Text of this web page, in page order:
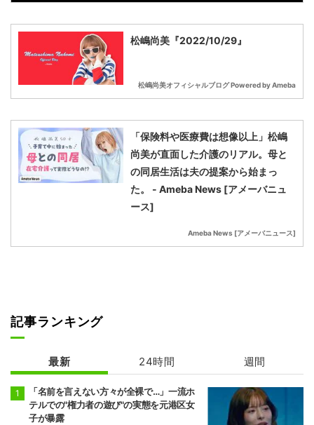
松嶋尚美『2022/10/29』
松嶋尚美オフィシャルブログ Powered by Ameba
「保険料や医療費は想像以上」松嶋
尚美が直面した介護のリアル。母と
の同居生活は夫の提案から始まっ
た。 - Ameba News [アメーバニュ
ース]
Ameba News [アメーバニュース]
記事ランキング
最新 24時間 週間
「名前を言えない方々が全裸で…」一流ホ
テルでの"権力者の遊び"の実態を元港区女
子が暴露